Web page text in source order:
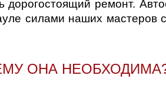
дорогостоящий ремонт.
силами наших мастеров
ОНА